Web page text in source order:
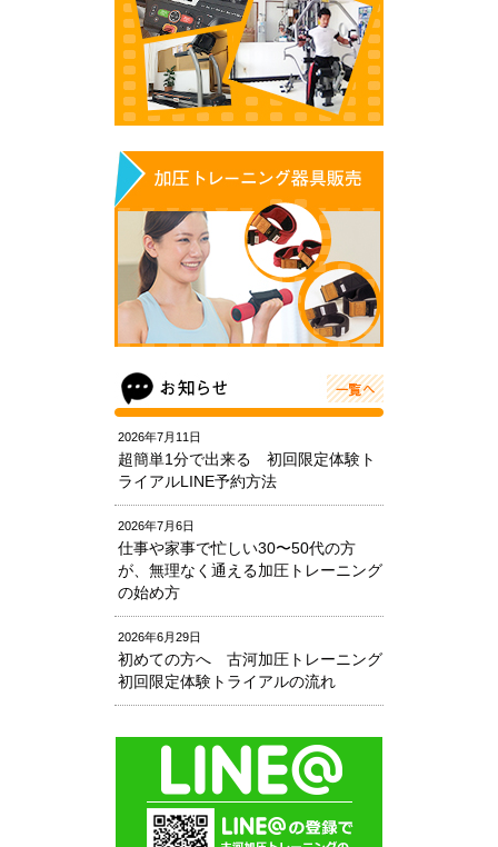
2026年7月11日
超簡単1分で出来る 初回限定体験ト
ライアルLINE予約方法
2026年7月6日
仕事や家事で忙しい30〜50代の方
が、無理なく通える加圧トレーニング
の始め方
2026年6月29日
初めての方へ 古河加圧トレーニング
初回限定体験トライアルの流れ